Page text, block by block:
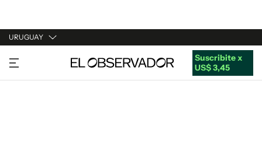
URUGUAY
URUGUAY
ARGENTINA
Suscribite x
US$ 3,45